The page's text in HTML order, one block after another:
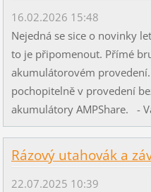
16.02.2026 15:48
Nejedná se sice o novinky
to je připomenout. Přímé
akumulátorovém
pochopitelně v provedení
akumulátory AMPShare. -
Rázový utahovák a
22.07.2025 10:39